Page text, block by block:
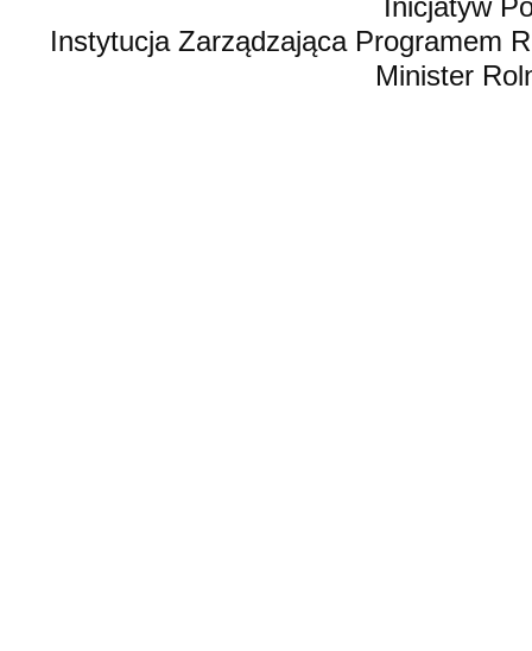
Inicjatyw
Instytucja Zarządzająca Programem
Minister